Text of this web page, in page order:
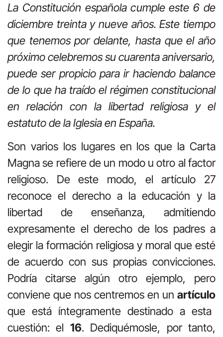
La Constitución española cumple este 6 de
diciembre treinta y nueve años. Este tiempo
que tenemos por delante, hasta que el año
próximo celebremos su cuarenta aniversario,
puede ser propicio para ir haciendo balance
de lo que ha traído el régimen constitucional
en relación con la libertad religiosa y el
estatuto de la Iglesia en España.
Son varios los lugares en los que la Carta
Magna se refiere de un modo u otro al factor
religioso. De este modo, el artículo 27
reconoce el derecho a la educación y la
libertad de enseñanza, admitiendo
expresamente el derecho de los padres a
elegir la formación religiosa y moral que esté
de acuerdo con sus propias convicciones.
Podría citarse algún otro ejemplo, pero
conviene que nos centremos en un artículo
que está íntegramente destinado a esta
cuestión: el 16. Dediquémosle, por tanto,